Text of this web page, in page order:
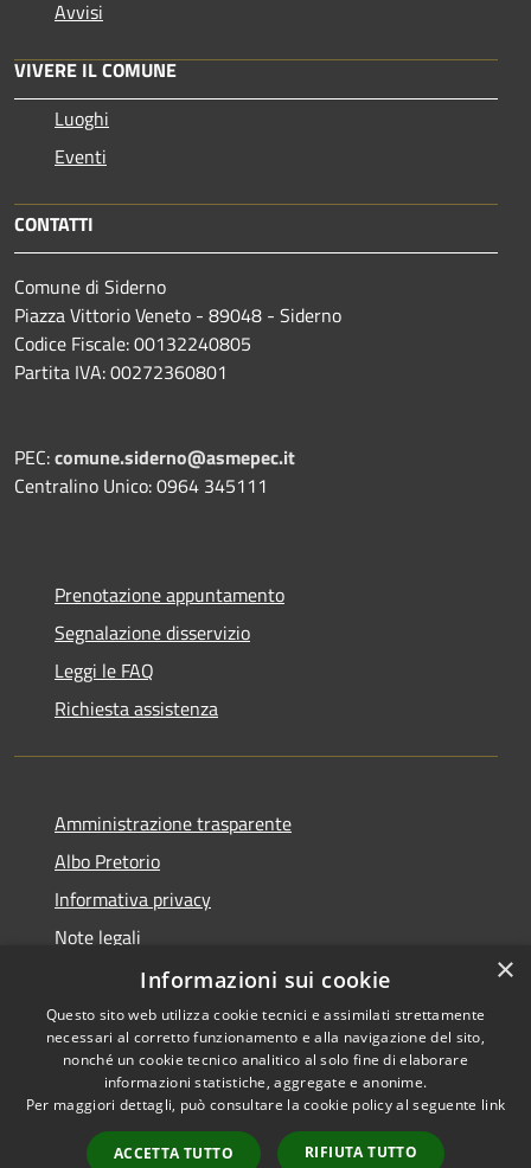
Avvisi
VIVERE IL COMUNE
Luoghi
Eventi
CONTATTI
Comune di Siderno
Piazza Vittorio Veneto - 89048 - Siderno
Codice Fiscale: 00132240805
Partita IVA: 00272360801
PEC:comune.siderno@asmepec.it
Centralino Unico: 0964 345111
Prenotazione appuntamento
Segnalazione disservizio
Leggi le FAQ
Richiesta assistenza
Amministrazione trasparente
Albo Pretorio
Informativa privacy
Note legali
Dichiarazione di accessibilità
RSS
Accessibilità
Copyright © 2026 • Comune di
Municipium•
Accesso
×
Informazioni sui cookie
Questo sito web utilizza cookie tecnici e assimilati strettamente
necessari al corretto funzionamento e alla navigazione del sito,
nonché un cookie tecnico analitico al solo fine di elaborare
informazioni statistiche, aggregate e anonime.
Per maggiori dettagli, può consultare la cookie policy al seguente link
ACCETTA TUTTO RIFIUTA TUTTO